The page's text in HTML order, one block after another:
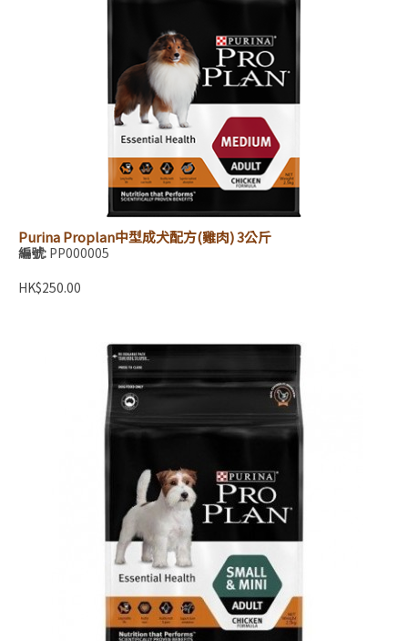
Purina Proplan中型成犬配方(雞肉) 3公斤
編號: PP000005
HK$250.00